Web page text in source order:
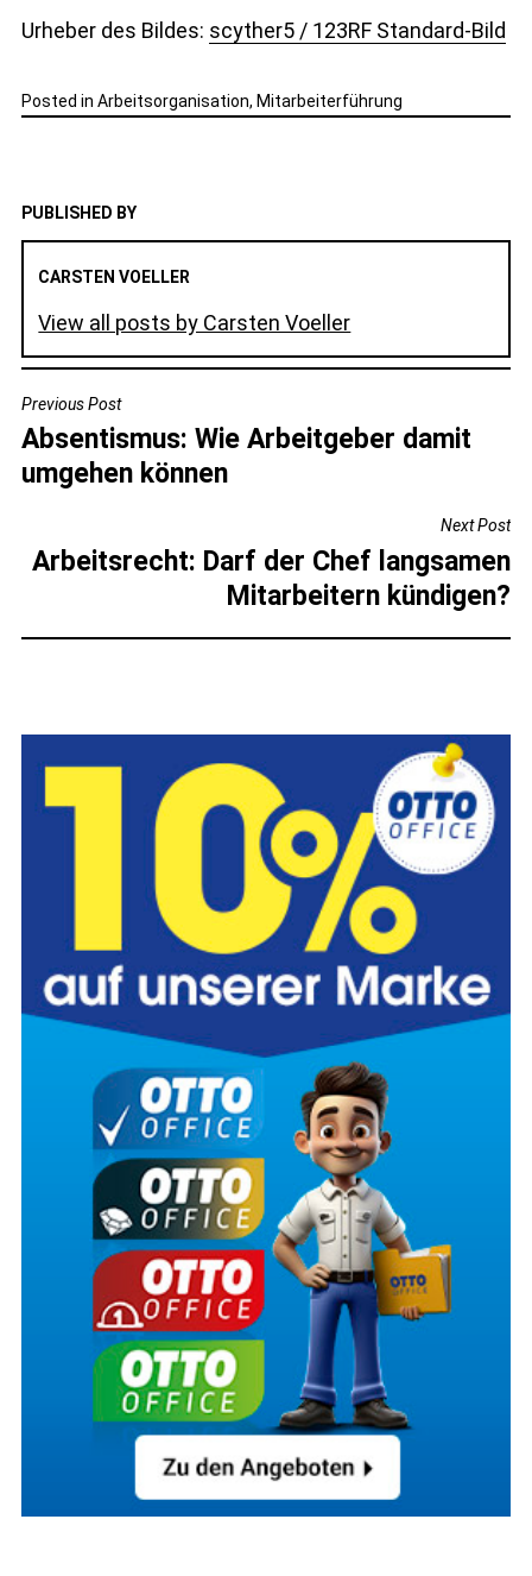
Urheber des Bildes: scyther5 / 123RF Standard-Bild
Posted in Arbeitsorganisation, Mitarbeiterführung
PUBLISHED BY
CARSTEN VOELLER
View all posts by Carsten Voeller
BEITRAGSNAVIGATION
Previous Post
Absentismus: Wie Arbeitgeber damit
umgehen können
Next Post
Arbeitsrecht: Darf der Chef langsamen
Mitarbeitern kündigen?